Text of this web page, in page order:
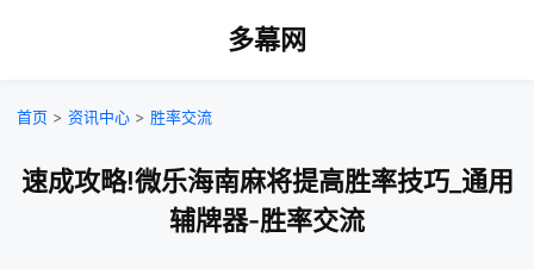
多幕网
首页 > 资讯中心 > 胜率交流
速成攻略!微乐海南麻将提高胜率技巧_通用
辅牌器-胜率交流